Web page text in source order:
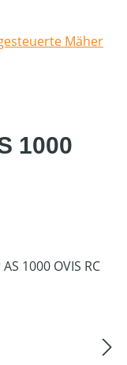
Mäher
1000